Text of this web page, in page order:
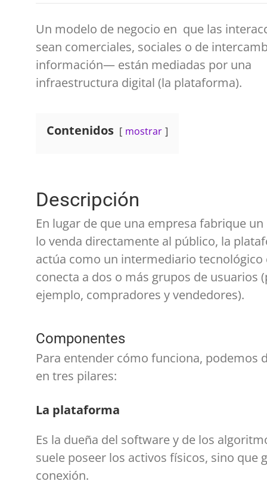
Un modelo de negocio en que las
sean comerciales, sociales o de
información— están mediadas por una
infraestructura digital (la plataforma).
Contenidos mostrar
Descripción
En lugar de que una empresa fabrique
lo venda directamente al público, la
actúa como un intermediario tecnológico
conecta a dos o más grupos de usuarios
ejemplo, compradores y vendedores).
Componentes
Para entender cómo funciona, podemos
en tres pilares:
La plataforma
Es la dueña del software y de los
suele poseer los activos físicos, sino que
conexión.